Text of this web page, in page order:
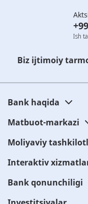
Ish
Biz ijtimoiy
Bank haqida
Matbuot-markazi
Moliyaviy
Interaktiv
Bank qonunchiligi